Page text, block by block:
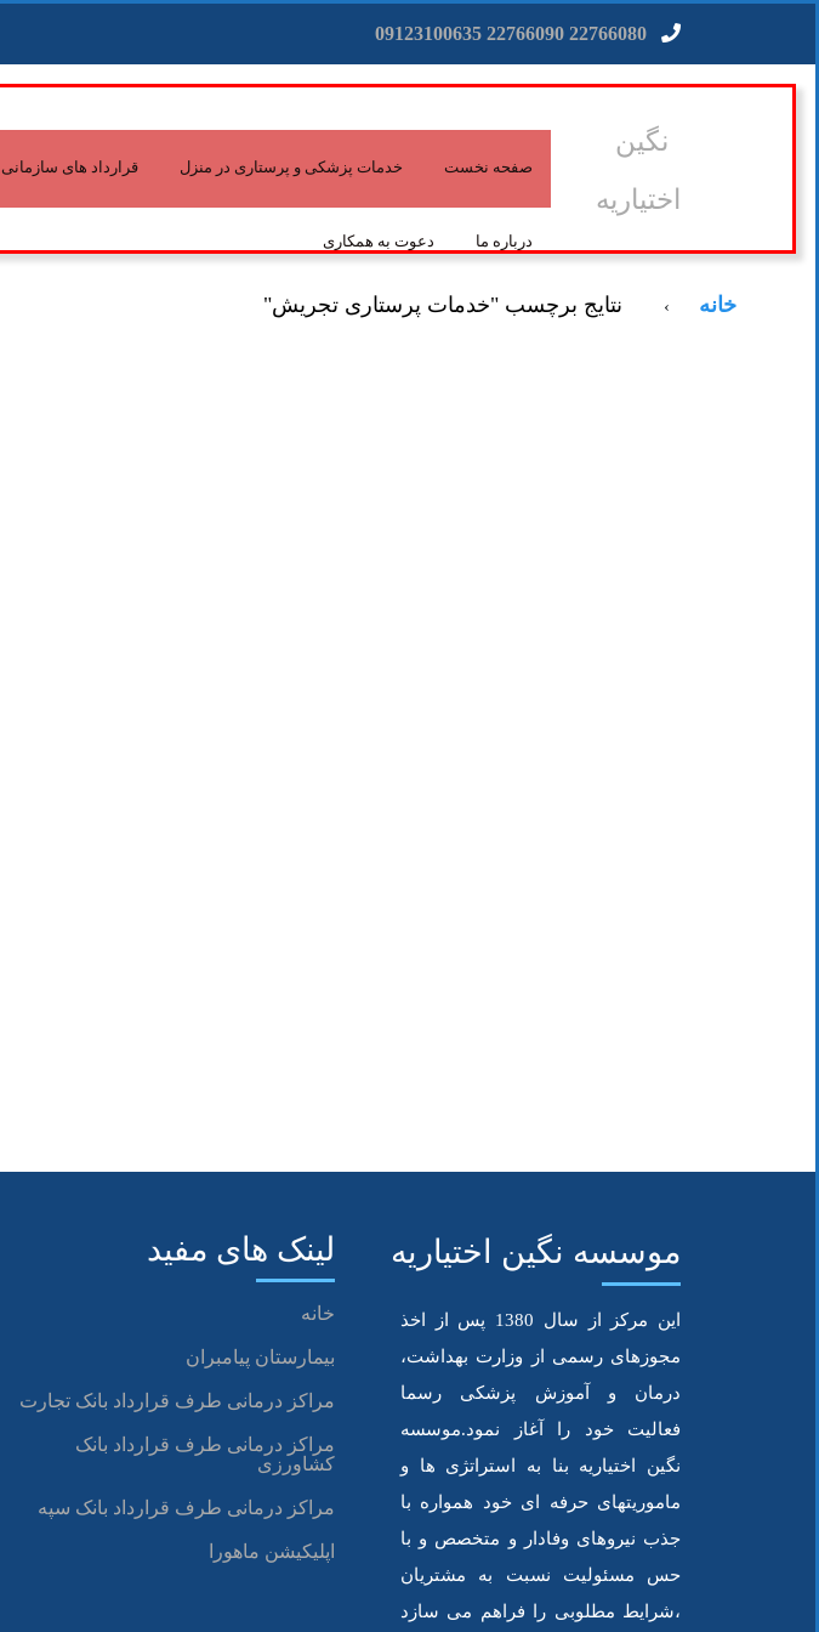
نگین
اختیاریه
صفحه نخست خدمات پزشکی و پرستاری در منزل قرارداد های سازمانی
درباره ما دعوت به همکاری
خانه › نتایج برچسب "خدمات پرستاری تجریش"
موسسه نگین اختیاریه
این مرکز از سال 1380 پس از اخذ
مجوزهای رسمی از وزارت بهداشت،
درمان و آموزش پزشکی رسما
فعالیت خود را آغاز نمود.موسسه
نگین اختیاریه بنا به استراتژی ها و
ماموریتهای حرفه ای خود همواره با
جذب نیروهای وفادار و متخصص و با
حس مسئولیت نسبت به مشتریان
،شرایط مطلوبی را فراهم می سازد
لینک های مفید
خانه
بیمارستان پیامبران
مراکز درمانی طرف قرارداد بانک تجارت
مراکز درمانی طرف قرارداد بانک
کشاورزی
مراکز درمانی طرف قرارداد بانک سپه
اپلیکیشن ماهورا